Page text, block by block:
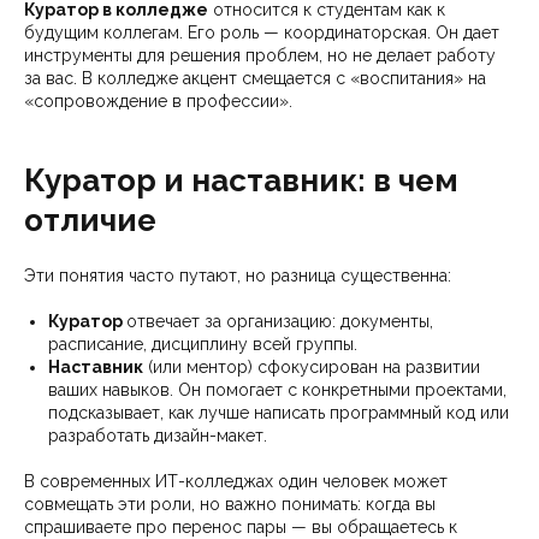
Куратор в колледже относится к студентам как к
будущим коллегам. Его роль — координаторская. Он дает
инструменты для решения проблем, но не делает работу
за вас. В колледже акцент смещается с «воспитания» на
«сопровождение в профессии».
Куратор и наставник: в чем
отличие
Эти понятия часто путают, но разница существенна:
Куратор отвечает за организацию: документы,
расписание, дисциплину всей группы.
Наставник (или ментор) сфокусирован на развитии
ваших навыков. Он помогает с конкретными проектами,
подсказывает, как лучше написать программный код или
разработать дизайн-макет.
В современных ИТ-колледжах один человек может
совмещать эти роли, но важно понимать: когда вы
спрашиваете про перенос пары — вы обращаетесь к